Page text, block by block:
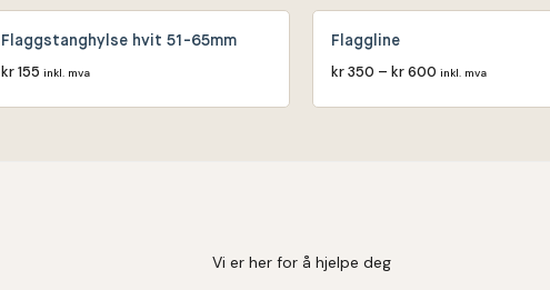
Flaggstanghylse hvit 51-65mm
kr155 inkl. mva
Flaggline
kr350 – kr600 inkl. mva
Vi er her for å hjelpe deg